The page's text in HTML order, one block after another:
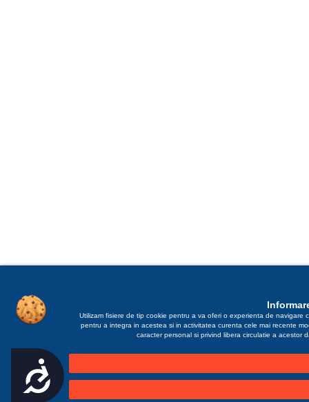
Accesibilitate
Utilizam fisiere de tip cookie pentru a va oferi o experienta de navigare
pentru a integra in acestea si in activitatea curenta cele mai recente
caracter personal si privind libera circulatie a acestor